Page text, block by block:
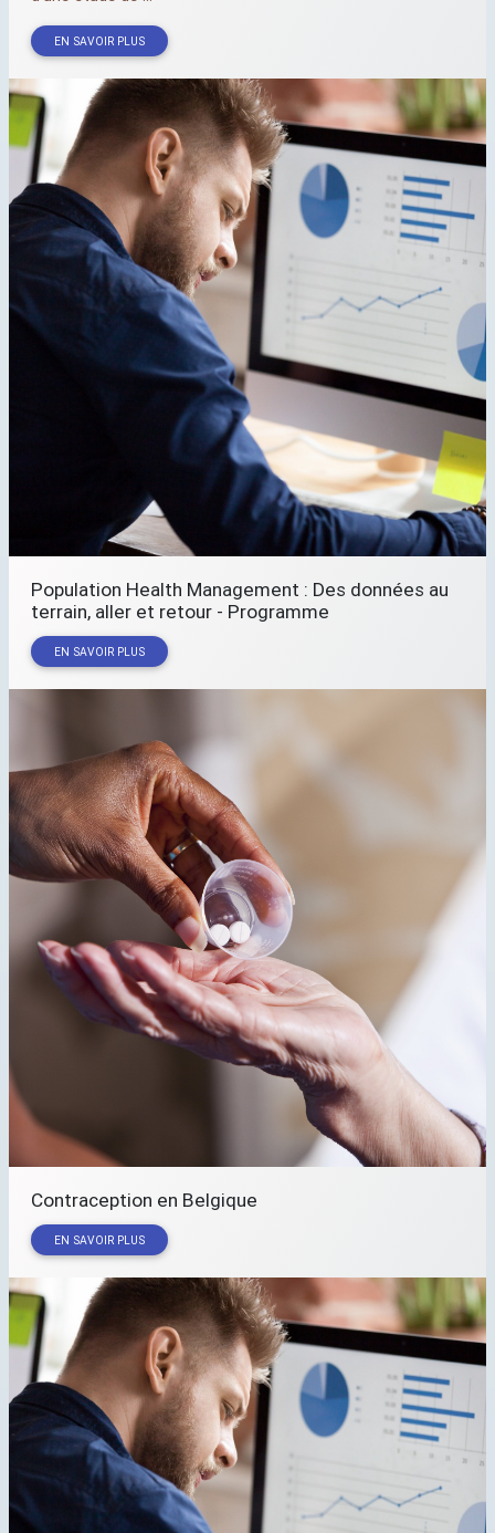
EN SAVOIR PLUS
Population Health Management : Des données au
terrain, aller et retour - Programme
EN SAVOIR PLUS
Contraception en Belgique
EN SAVOIR PLUS